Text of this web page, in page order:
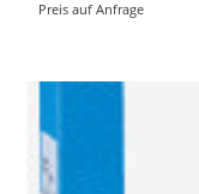
Preis auf Anfrage